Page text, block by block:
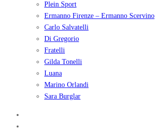
Plein Sport
Ermanno Firenze – Ermanno Scervino
Carlo Salvatelli
Di Gregorio
Fratelli
Gilda Tonelli
Luana
Marino Orlandi
Sara Burglar